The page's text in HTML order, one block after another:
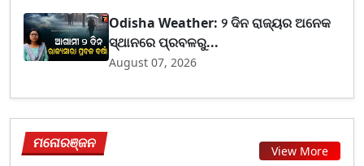
Odisha Weather: ୨ ଦିନ ରାଜ୍ୟର ଅନେକ
ସ୍ଥାନରେ ପ୍ରବଳରୁ...
August 07, 2026
ମନୋରଞ୍ଜନ View More